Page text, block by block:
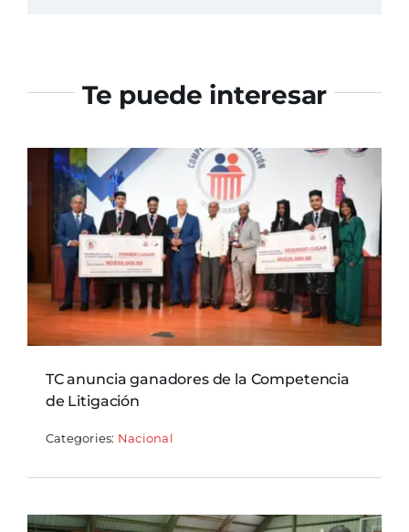
Te puede interesar
TC anuncia ganadores de la Competencia
de Litigación
Categories: Nacional